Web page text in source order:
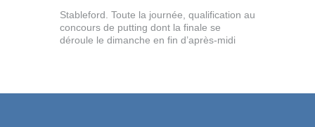
Stableford. Toute la journée, qualification au
concours de putting dont la finale se
déroule le dimanche en fin d’après-midi